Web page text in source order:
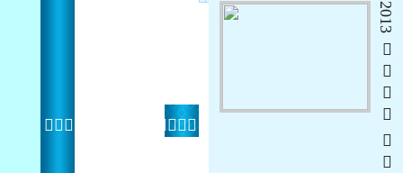
 